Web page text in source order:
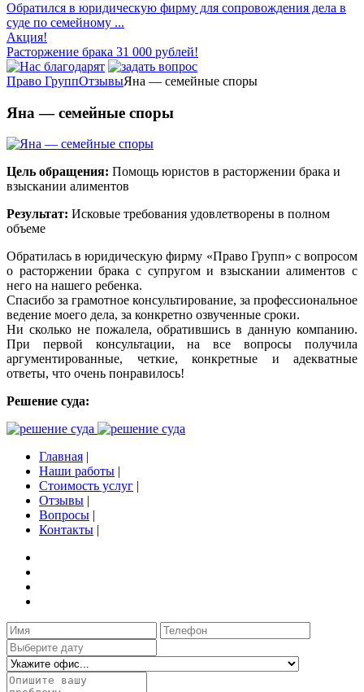
Обратился в юридическую фирму для сопровождения дела в
суде по семейному ...
Акция!
Расторжение брака 31 000 рублей!
Право ГруппОтзывыЯна — семейные споры
Яна — семейные споры
Цель обращения: Помощь юристов в расторжении брака и
взыскании алиментов
Результат: Исковые требования удовлетворены в полном
объеме
Обратилась в юридическую фирму «Право Групп» с вопросом
о расторжении брака с супругом и взыскании алиментов с
него на нашего ребенка.
Спасибо за грамотное консультирование, за профессиональное
ведение моего дела, за конкретно озвученные сроки.
Ни сколько не пожалела, обратившись в данную компанию.
При первой консультации, на все вопросы получила
аргументированные, четкие, конкретные и адекватные
ответы, что очень понравилось!
Решение суда:
Главная |
Наши работы |
Стоимость услуг |
Отзывы |
Вопросы |
Контакты |